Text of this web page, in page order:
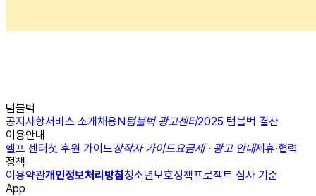
텀블벅
공지사항서비스 소개채용N텀블벅 광고센터2025 텀블벅 결산
이용안내
헬프 센터첫 후원 가이드창작자 가이드요금제 · 광고 안내제휴·협력
정책
이용약관개인정보처리방침청소년보호정책프로젝트 심사 기준
App